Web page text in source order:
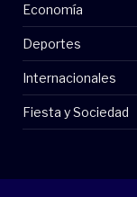
Economía
Deportes
Internacionales
Fiesta y Sociedad